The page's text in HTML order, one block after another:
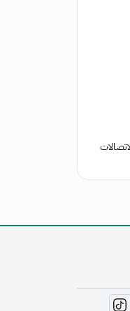
opens in
opens in new
opens in new window